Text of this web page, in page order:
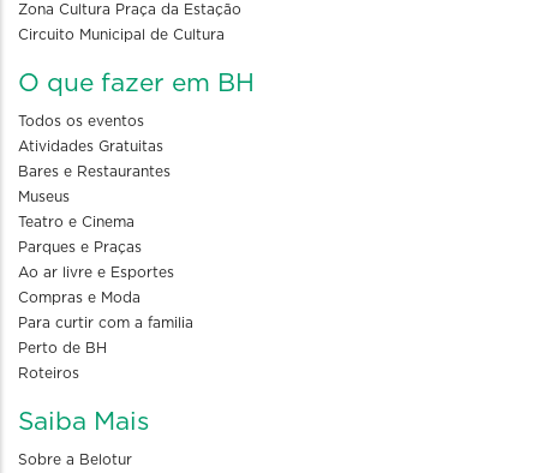
Zona Cultura Praça da Estação
Circuito Municipal de Cultura
O que fazer em BH
Todos os eventos
Atividades Gratuitas
Bares e Restaurantes
Museus
Teatro e Cinema
Parques e Praças
Ao ar livre e Esportes
Compras e Moda
Para curtir com a familia
Perto de BH
Roteiros
Saiba Mais
Sobre a Belotur